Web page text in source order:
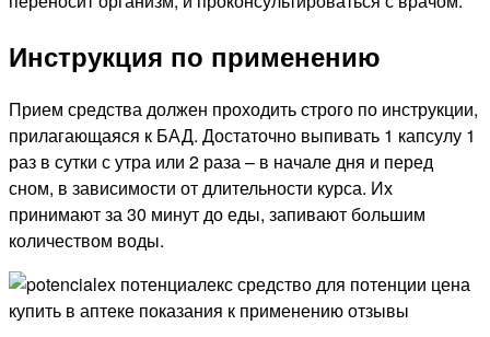
Инструкция по применению
Прием средства должен проходить строго по инструкции,
прилагающаяся к БАД. Достаточно выпивать 1 капсулу 1
раз в сутки с утра или 2 раза – в начале дня и перед
сном, в зависимости от длительности курса. Их
принимают за 30 минут до еды, запивают большим
количеством воды.